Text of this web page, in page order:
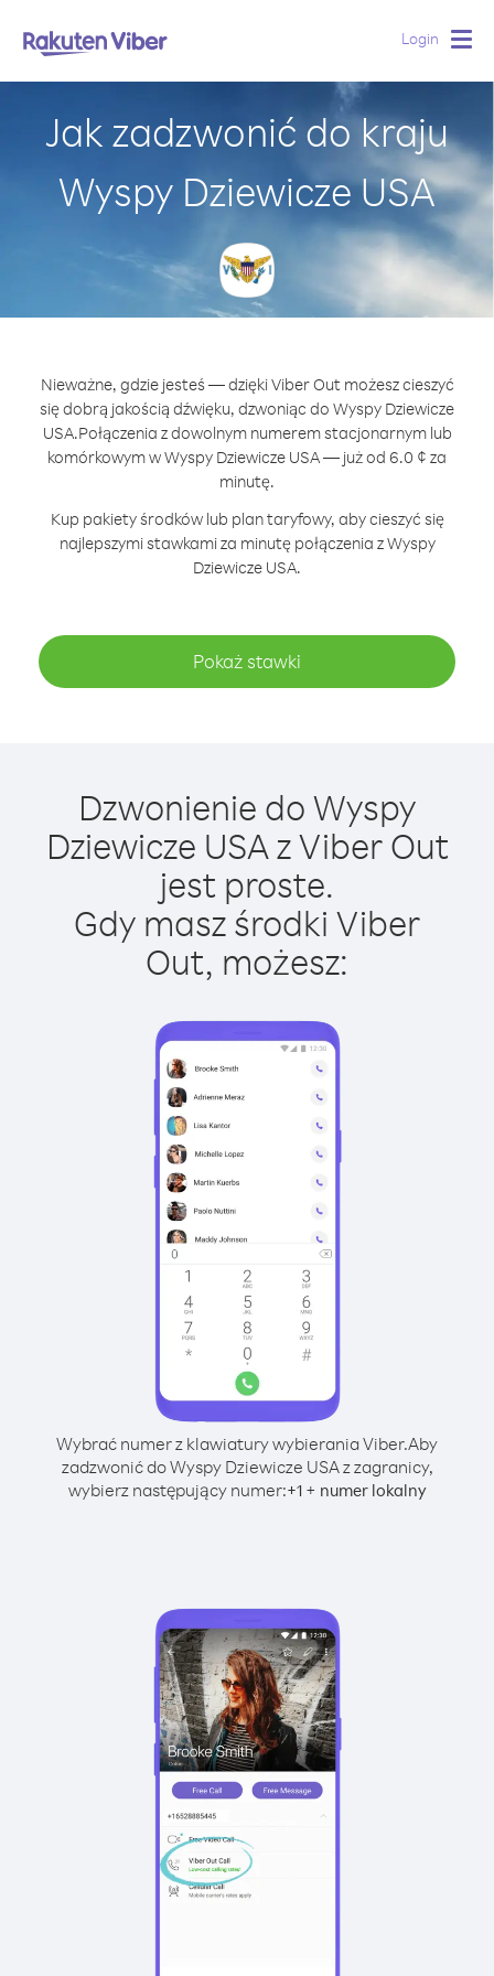
Login
Jak zadzwonić do kraju
Wyspy Dziewicze USA
Nieważne, gdzie jesteś — dzięki Viber Out możesz cieszyć
się dobrą jakością dźwięku, dzwoniąc do Wyspy Dziewicze
USA.Połączenia z dowolnym numerem stacjonarnym lub
komórkowym w Wyspy Dziewicze USA — już od 6.0 ¢ za
minutę.
Kup pakiety środków lub plan taryfowy, aby cieszyć się
najlepszymi stawkami za minutę połączenia z Wyspy
Dziewicze USA.
Pokaż stawki
Dzwonienie do Wyspy
Dziewicze USA z Viber Out
jest proste.
Gdy masz środki Viber
Out, możesz:
Wybrać numer z klawiatury wybierania Viber.Aby
zadzwonić do Wyspy Dziewicze USA z zagranicy,
wybierz następujący numer:+1+ numer lokalny